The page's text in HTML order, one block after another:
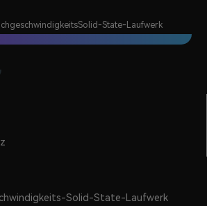
Solid-State-Laufwerk
Solid-State-Laufwerk